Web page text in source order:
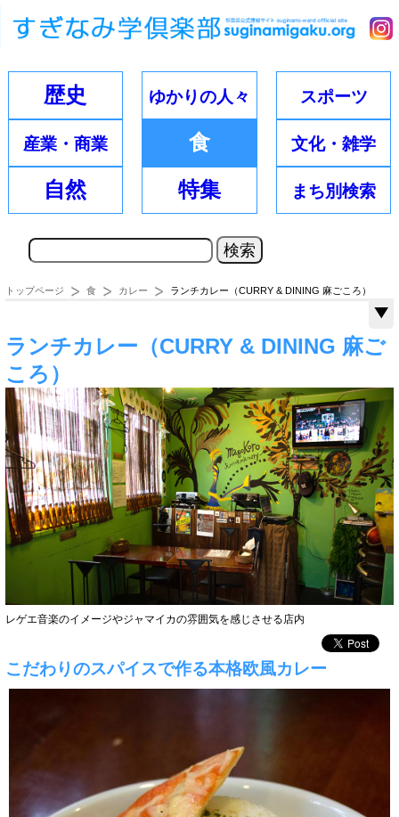
歴史 ゆかりの人々 スポーツ
産業・ 商業 食 文化・雑学
自然 特集 まち別検索
トップページ 食 カレー ランチカレー（CURRY & DINING 麻ごころ）
ランチカレー（CURRY & DINING 麻ご
ころ）
レゲエ音楽のイメージやジャマイカの雰囲気を感じさせる店内
こだわりのスパイスで作る本格欧風カレー